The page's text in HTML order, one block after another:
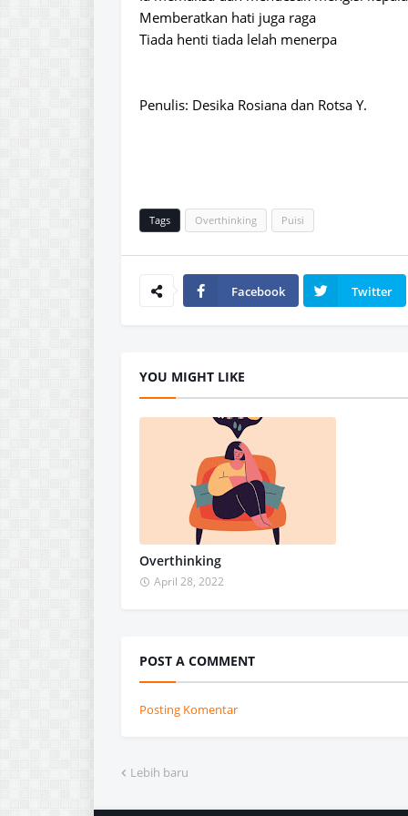
Memberatkan hati juga raga
Tiada henti tiada lelah menerpa
Penulis: Desika Rosiana dan Rotsa Y.
Tags Overthinking Puisi
Facebook Twitter
YOU MIGHT LIKE
Overthinking
April 28, 2022
POST A COMMENT
Posting Komentar
Lebih baru